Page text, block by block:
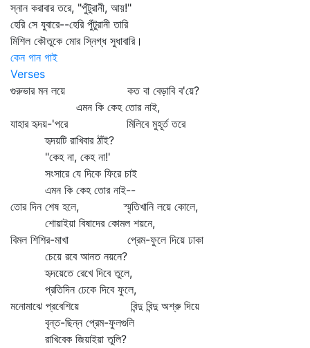
স্নান করাবার তরে, "পুঁটুরানী, আয়!"
হেরি সে যুবারে--হেরি পুঁটুরানী তারি
মিশিল কৌতুকে মোর স্নিগ্ধ সুধাবারি।
কেন গান গাই
Verses
গুরুভার মন লয়ে কত বা বেড়াবি ব'য়ে?
এমন কি কেহ তোর নাই,
যাহার হৃদয়-'পরে মিলিবে মুহূর্ত তরে
হৃদয়টি রাখিবার ঠাঁই?
"কেহ না, কেহ না!'
সংসারে যে দিকে ফিরে চাই
এমন কি কেহ তোর নাই--
তোর দিন শেষ হলে, স্মৃতিখানি লয়ে কোলে,
শোয়াইয়া বিষাদের কোমল শয়নে,
বিমল শিশির-মাখা প্রেম-ফুলে দিয়ে ঢাকা
চেয়ে রবে আনত নয়নে?
হৃদয়েতে রেখে দিবে তুলে,
প্রতিদিন ঢেকে দিবে ফুলে,
মনোমাঝে প্রবেশিয়ে বিন্দু বিন্দু অশ্রু দিয়ে
বৃন্ত-ছিন্ন প্রেম-ফুলগুলি
রাখিবেক জিয়াইয়া তুলি?